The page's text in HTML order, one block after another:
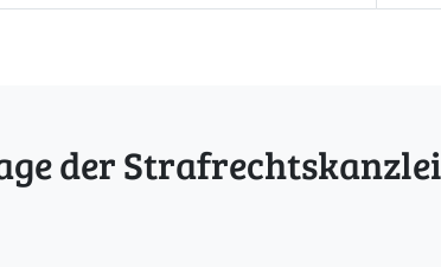
der Strafrechtskanzlei